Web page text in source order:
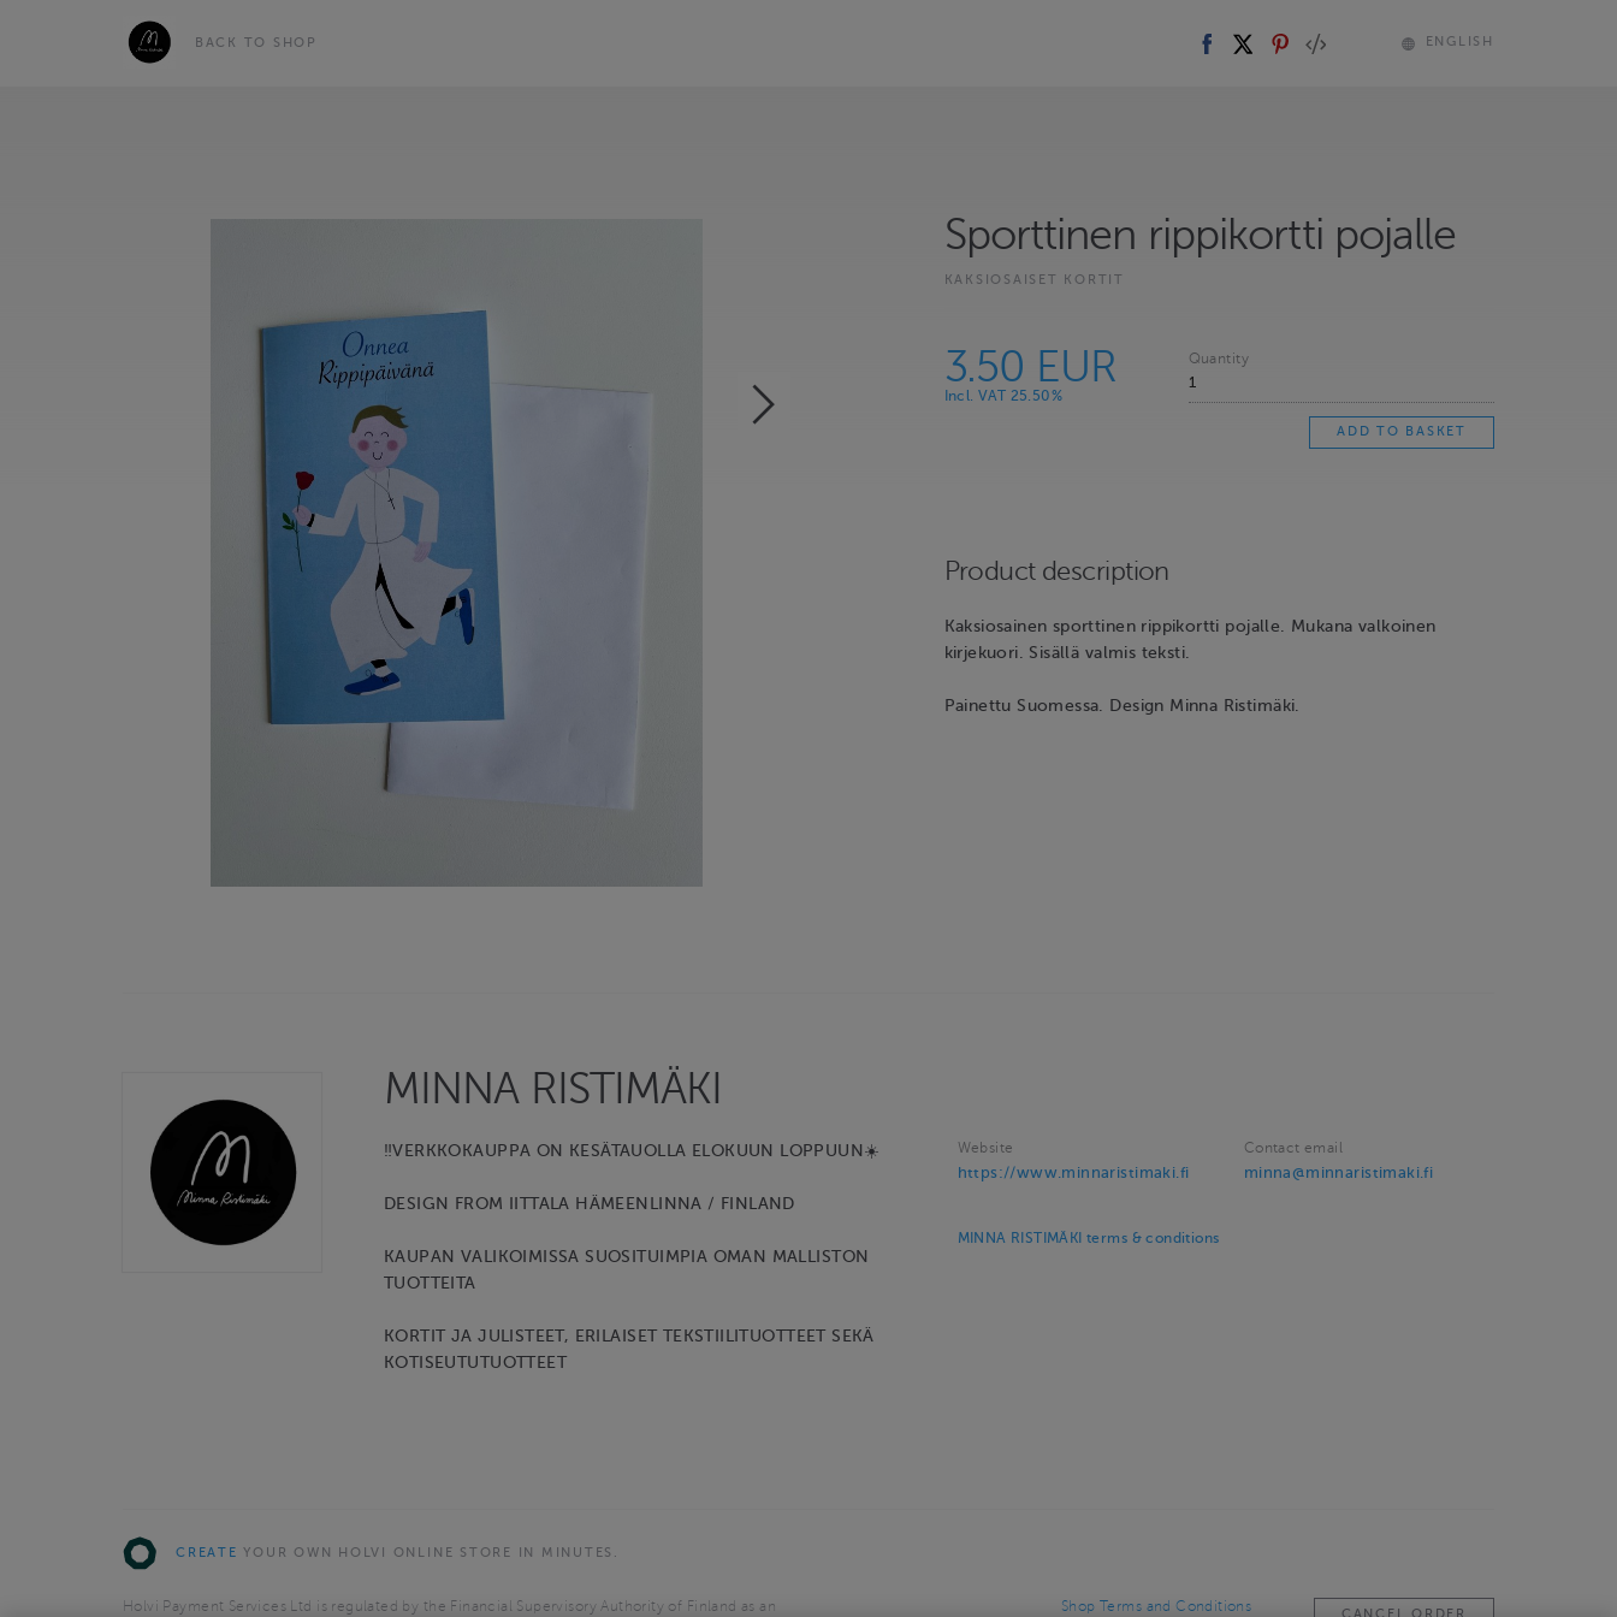
BACK TO SHOP ENGLISH
Sporttinen rippikortti pojalle
KAKSIOSAISET KORTIT
3.50 EUR
Incl. VAT 25.50%
Quantity
Product description
Kaksiosainen sporttinen rippikortti pojalle. Mukana valkoinen
kirjekuori. Sisällä valmis teksti.
Painettu Suomessa. Design Minna Ristimäki.
MINNA RISTIMÄKI
‼️VERKKOKAUPPA ON KESÄTAUOLLA ELOKUUN LOPPUUN☀️
DESIGN FROM IITTALA HÄMEENLINNA / FINLAND
KAUPAN VALIKOIMISSA SUOSITUIMPIA OMAN MALLISTON
TUOTTEITA
KORTIT JA JULISTEET, ERILAISET TEKSTIILITUOTTEET SEKÄ
KOTISEUTUTUOTTEET
Website
https://www.minnaristimaki.fi
Contact email
minna@minnaristimaki.fi
MINNA RISTIMÄKI terms & conditions
CREATE YOUR OWN HOLVI ONLINE STORE IN MINUTES.
Holvi Payment Services Ltd is regulated by the Financial Supervisory Authority of Finland as an Shop Terms and Conditions CANCEL ORDER